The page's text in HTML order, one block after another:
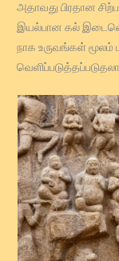
அதாவது பிரதான
இயல்பான கல்
நாக உருவங்கள் மூலம்